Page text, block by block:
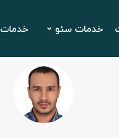
خدمات سئو خدمات